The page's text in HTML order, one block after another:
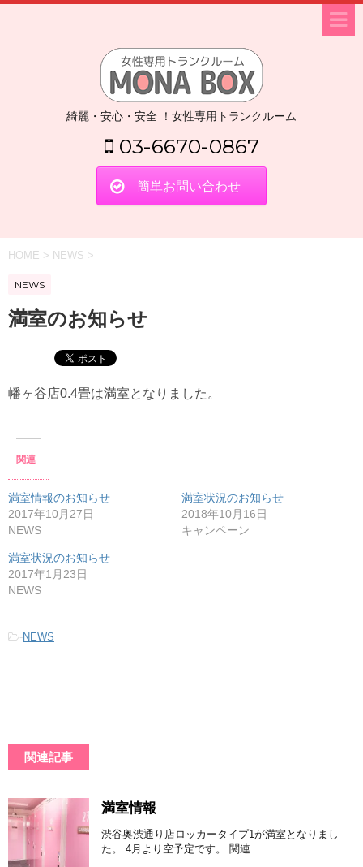
綺麗・安心・安全 ！女性専用トランクルーム
03-6670-0867
簡単お問い合わせ
HOME > NEWS >
NEWS
満室のお知らせ
幡ヶ谷店0.4畳は満室となりました。
関連
満室情報のお知らせ
2017年10月27日
NEWS
満室状況のお知らせ
2018年10月16日
キャンペーン
満室状況のお知らせ
2017年1月23日
NEWS
-NEWS
関連記事
満室情報
渋谷奥渋通り店ロッカータイプ1が満室となりまし
た。 4月より空予定です。 関連